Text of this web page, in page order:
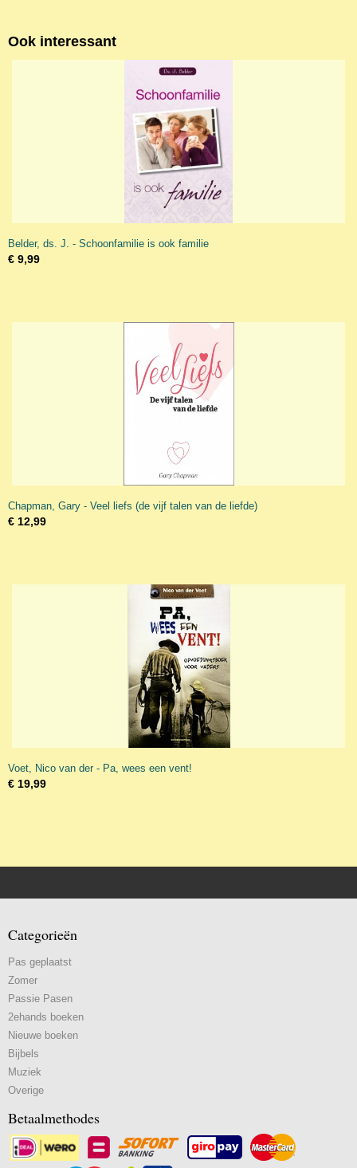
Ook interessant
Belder, ds. J. - Schoonfamilie is ook familie
€ 9,99
Chapman, Gary - Veel liefs (de vijf talen van de liefde)
€ 12,99
Voet, Nico van der - Pa, wees een vent!
€ 19,99
Categorieën
Pas geplaatst
Zomer
Passie Pasen
2ehands boeken
Nieuwe boeken
Bijbels
Muziek
Overige
Betaalmethodes